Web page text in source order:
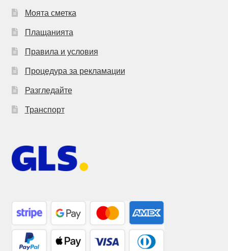
Моята сметка
Плащанията
Правила и условия
Процедура за рекламации
Разгледайте
Транспорт